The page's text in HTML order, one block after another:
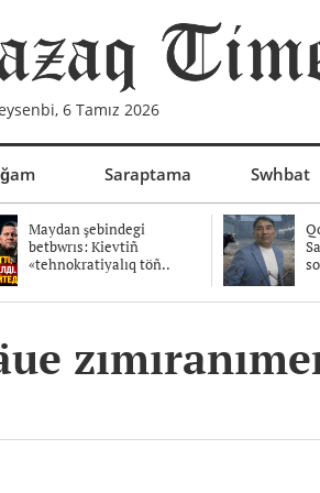
6 Tamız 2026
Saraptama Swhbat
Maydan şebindegi
betbwrıs: Kievtiñ
«tehnokratiyalıq töñ..